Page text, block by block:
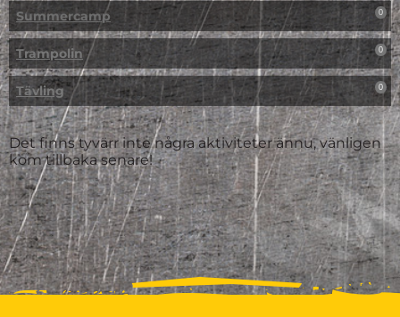
Summercamp 0
Trampolin 0
Tävling 0
Det finns tyvärr inte några aktiviteter ännu, vänligen
kom tillbaka senare!